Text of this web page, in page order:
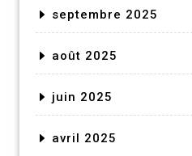
septembre 2025
août 2025
juin 2025
avril 2025